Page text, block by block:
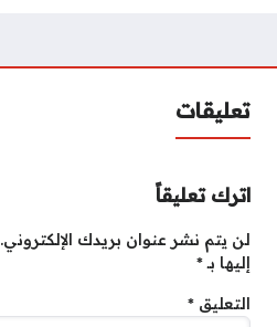
تعليقات
اترك تعليقاً
لن يتم نشر عنوان بريدك الإلكتروني.
إليها بـ*
التعليق *